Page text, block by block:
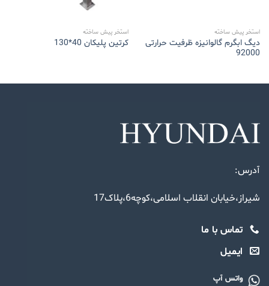
استخر پیش ساخته
دیگ ابگرم گالوانیزه ظرفیت حرارتی
92000
استخر پیش ساخته
کرتین پلیکان 40*130
آدرس:
شیراز،خیابان انقلاب اسلامی،کوچه6،پلاک17
تماس با ما
ایمیل
واتس آپ